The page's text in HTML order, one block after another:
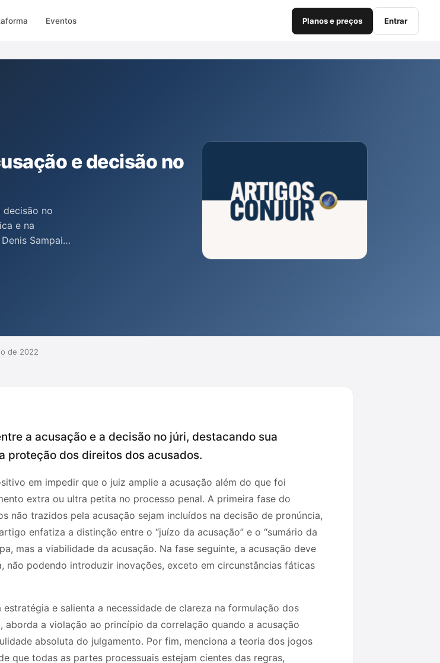
Eventos Planos e preços Entrar
e decisão no
no
e na
Sampaio,
foi
que a
de 2022
a acusação e a decisão no júri, destacando sua
proteção dos direitos dos acusados.
em impedir que o juiz amplie a acusação além do que foi
extra ou ultra petita no processo penal. A primeira fase do
não trazidos pela acusação sejam incluídos na decisão de pronúncia,
enfatiza a distinção entre o “juízo da acusação” e o “sumário da
mas a viabilidade da acusação. Na fase seguinte, a acusação deve
podendo introduzir inovações, exceto em circunstâncias fáticas
e salienta a necessidade de clareza na formulação dos
aborda a violação ao princípio da correlação quando a acusação
absoluta do julgamento. Por fim, menciona a teoria dos jogos
que todas as partes processuais estejam cientes das regras,